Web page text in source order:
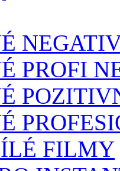
PROFI
FILMY